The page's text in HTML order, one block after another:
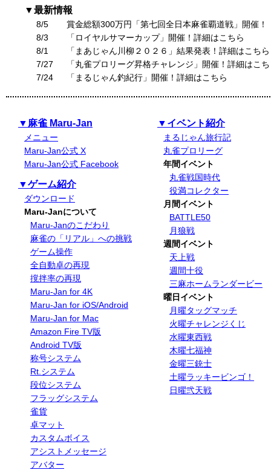
▼最新情報
8/5
賞金総額300万円「第七回全日本麻雀覇道戦」開催！
8/3
「ロイヤルサマーカップ」開催！詳細はこちら
8/1
「まあじゃん川柳２０２６」結果発表！詳細はこちら
7/27
「丸雀プロリーグ昇格チャレンジ」開催！詳細はこ
7/24
「まるじゃん釣紀行」開催！詳細はこちら
▼麻雀 Maru-Jan
メニュー
Maru-Jan公式 X
Maru-Jan公式 Facebook
▼ゲーム紹介
ダウンロード
Maru-Janについて
Maru-Janのこだわり
麻雀の「リアル」への挑戦
ゲーム操作
全自動卓の再現
撹拌率の再現
Maru-Jan for 4K
Maru-Jan for iOS/Android
Maru-Jan for Mac
Amazon Fire TV版
Android TV版
称号システム
Rt.システム
段位システム
フラッグシステム
雀貨
卓マット
カスタムボイス
アシストメッセージ
アバター
▼イベント紹介
まるじゃん旅行記
丸雀プロリーグ
年間イベント
丸雀戦国時代
役満コレクター
月間イベント
BATTLE50
月狼戦
週間イベント
天上戦
週間十役
三麻ホームランダービー
曜日イベント
月曜タッグマッチ
火曜チャレンジくじ
水曜東西戦
木曜七福神
金曜三銃士
土曜ラッキービンゴ！
日曜弐天戦